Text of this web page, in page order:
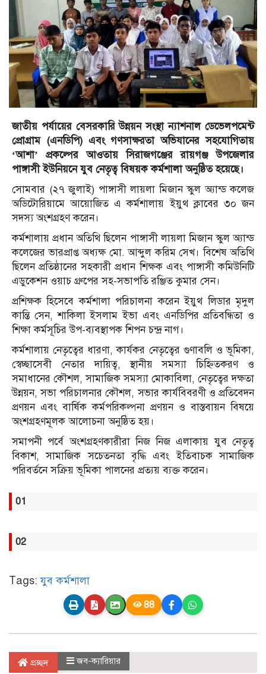
জাতীয় পর্যায়ের বেসরকারি উন্নয়ন সংস্থা ন্যাশনাল ডেভেলপমেন্ট
প্রোগ্রাম (এনডিপি) এবং গণসাক্ষরতা অভিযানের সহযোগিতায়
‘আশা’ প্রকল্পের আওতায় সিরাজগঞ্জের রায়গঞ্জ উপজেলার
পাঙ্গাসী ইউনিয়নে যুব নেতৃত্ব বিষয়ক কর্মশালা অনুষ্ঠিত হয়েছে।
সোমবার (২৭ জুলাই) পাঙ্গাসী লায়লা মিজান স্কুল অ্যান্ড কলেজ
অডিটোরিয়ামে আয়োজিত এ কর্মশালায় ইয়ুথ ক্লাবের ৩০ জন
সদস্য অংশগ্রহণ করেন।
কর্মশালায় প্রধান অতিথি ছিলেন পাঙ্গাসী লায়লা মিজান স্কুল অ্যান্ড
কলেজের ভারপ্রাপ্ত অধ্যক্ষ মো. আব্দুল করিম সেখ। বিশেষ অতিথি
ছিলেন প্রতিষ্ঠানের সহকারী প্রধান শিক্ষক এবং পাঙ্গাসী কমিউনিটি
এডুকেশন ওয়াচ গ্রুপের সহ-সভাপতি রঞ্জিত কুমার সেন।
প্রশিক্ষক হিসেবে কর্মশালা পরিচালনা করেন ইয়ুথ লিডার মৃদুল
কান্তি সেন, শাকিলা ইসলাম ইভা এবং এনডিপির প্রতিবন্ধিতা ও
শিক্ষা কর্মসূচির উপ-ব্যবস্থাপক শিপন চন্দ্র নাগ।
কর্মশালায় নেতৃত্বের ধারণা, কার্যকর নেতৃত্বের গুণাবলি ও ভূমিকা,
স্বেচ্ছাসেবী নেতার দায়িত্ব, স্থানীয় সমস্যা চিহ্নিতকরণ ও
সমাধানের কৌশল, সামাজিক সমস্যা মোকাবিলা, নেতৃত্বের দক্ষতা
উন্নয়ন, সভা পরিচালনার কৌশল, সভার কার্যবিবরণী ও প্রতিবেদন
প্রণয়ন এবং বার্ষিক কর্মপরিকল্পনা প্রণয়ন ও বাস্তবায়ন বিষয়ে
অংশগ্রহণমূলক আলোচনা অনুষ্ঠিত হয়।
সমাপনী পর্বে অংশগ্রহণকারীরা নিজ নিজ এলাকায় যুব নেতৃত্ব
বিকাশ, সামাজিক সচেতনতা বৃদ্ধি এবং ইতিবাচক সামাজিক
পরিবর্তনে সক্রিয় ভূমিকা পালনের প্রত্যয় ব্যক্ত করেন।
01
02
Tags:যুব কর্মশালা
88
প্রচ্ছদ জব-ক্যারিয়ার